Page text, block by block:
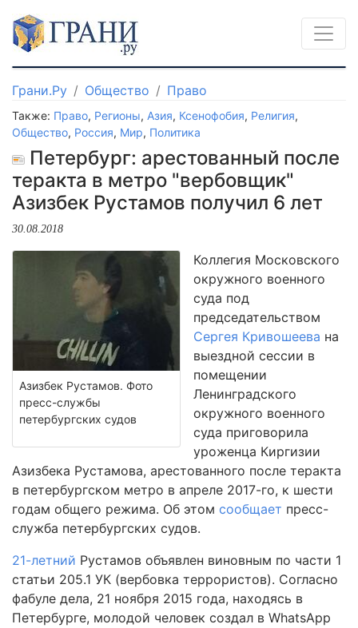
Грани.Ру Общество Право
Также: Право, Регионы, Азия, Ксенофобия, Религия,
Общество, Россия, Мир, Политика
Петербург: арестованный после
теракта в метро "вербовщик"
Азизбек Рустамов получил 6 лет
30.08.2018
Азизбек Рустамов. Фото
пресс-службы
петербургских судов
Коллегия Московского
окружного военного
суда под
председательством
Сергея Кривошеева на
выездной сессии в
помещении
Ленинградского
окружного военного
суда приговорила
уроженца Киргизии
Азизбека Рустамова, арестованного после теракта
в петербургском метро в апреле 2017-го, к шести
годам общего режима. Об этом сообщает пресс-
служба петербургских судов.
21-летний Рустамов объявлен виновным по части 1
статьи 205.1 УК (вербовка террористов). Согласно
фабуле дела, 21 ноября 2015 года, находясь в
Петербурге, молодой человек создал в WhatsApp